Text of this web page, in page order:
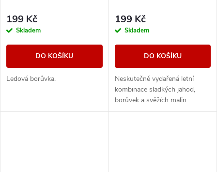
199 Kč
Skladem
DO KOŠÍKU
Ledová borůvka.
199 Kč
Skladem
DO KOŠÍKU
Neskutečně vydařená letní
kombinace sladkých jahod,
borůvek a svěžích malin.